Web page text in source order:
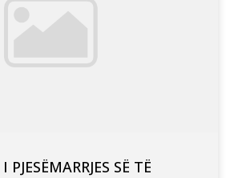
PJESËMARRJES SË TË